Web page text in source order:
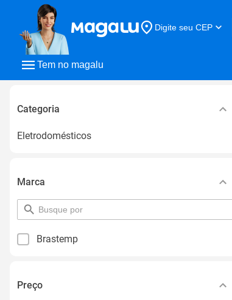
Tem no magalu
Digite seu CEP
Categoria
Eletrodomésticos
Marca
pesquisar
por
Brastemp
Preço